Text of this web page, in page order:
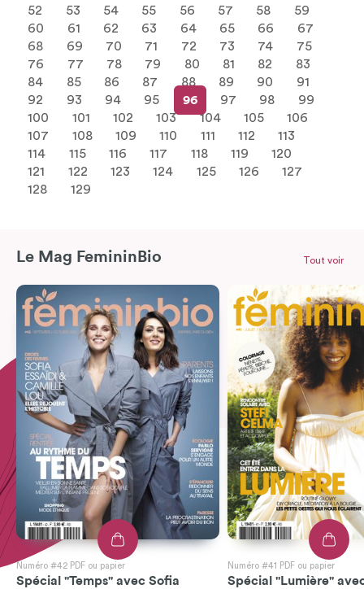
52
53 54 55 56 57 58
59
60
61 62 63 64 65 66
67
68
69 70 71 72 73 74
75
76
77 78 79 80 81 82
83
84
85 86 87 88 89 90
91
92
93 94 95 96 97 98
99
100
101 102 103 104 105
106
107
108 109 110 111 112
113
114
115 116 117 118 119
120
121
122 123 124 125 126
127
128
129
Le Mag FemininBio
Numéro #42 PDF ou papier
Spécial "Temps" avec Sofia
Numéro #41 PDF ou papier
Spécial "Lumière"
Tout voir